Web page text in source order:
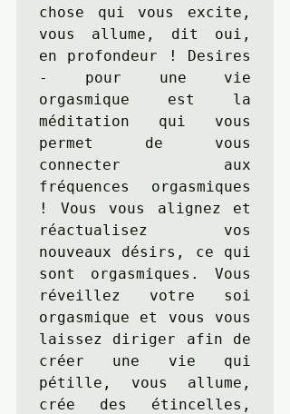
chose qui vous excite,
vous allume, dit oui,
en profondeur ! Desires
- pour une vie
orgasmique est la
méditation qui vous
permet de vous
connecter aux
fréquences orgasmiques
! Vous vous alignez et
réactualisez vos
nouveaux désirs, ce qui
sont orgasmiques. Vous
réveillez votre soi
orgasmique et vous vous
laissez diriger afin de
créer une vie qui
pétille, vous allume,
crée des étincelles,